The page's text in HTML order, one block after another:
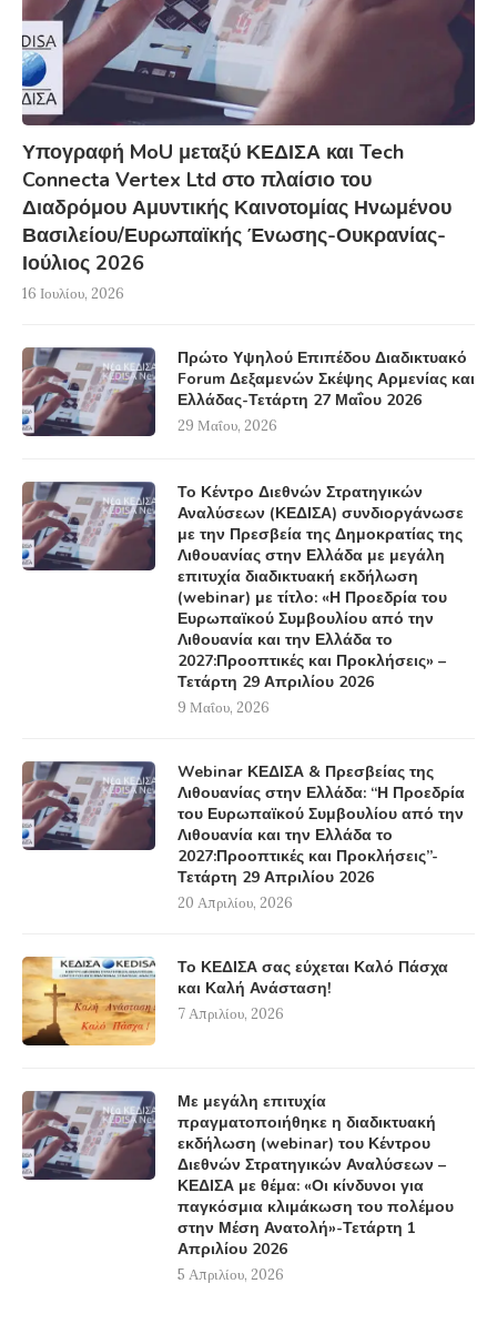
Υπογραφή MoU μεταξύ ΚΕΔΙΣΑ και Tech
Connecta Vertex Ltd στο πλαίσιο του
Διαδρόμου Αμυντικής Καινοτομίας Ηνωμένου
Βασιλείου/Ευρωπαϊκής Ένωσης-Ουκρανίας-
Ιούλιος 2026
16 Ιουλίου, 2026
Πρώτο Υψηλού Επιπέδου Διαδικτυακό
Forum Δεξαμενών Σκέψης Αρμενίας και
Ελλάδας-Τετάρτη 27 Μαΐου 2026
29 Μαΐου, 2026
Το Κέντρο Διεθνών Στρατηγικών
Αναλύσεων (ΚΕΔΙΣΑ) συνδιοργάνωσε
με την Πρεσβεία της Δημοκρατίας της
Λιθουανίας στην Ελλάδα με μεγάλη
επιτυχία διαδικτυακή εκδήλωση
(webinar) με τίτλο: «Η Προεδρία του
Ευρωπαϊκού Συμβουλίου από την
Λιθουανία και την Ελλάδα το
2027:Προοπτικές και Προκλήσεις» –
Τετάρτη 29 Απριλίου 2026
9 Μαΐου, 2026
Webinar ΚΕΔΙΣΑ & Πρεσβείας της
Λιθουανίας στην Ελλάδα: “Η Προεδρία
του Ευρωπαϊκού Συμβουλίου από την
Λιθουανία και την Ελλάδα το
2027:Προοπτικές και Προκλήσεις”-
Τετάρτη 29 Απριλίου 2026
20 Απριλίου, 2026
Το ΚΕΔΙΣΑ σας εύχεται Καλό Πάσχα
και Καλή Ανάσταση!
7 Απριλίου, 2026
Με μεγάλη επιτυχία
πραγματοποιήθηκε η διαδικτυακή
εκδήλωση (webinar) του Κέντρου
Διεθνών Στρατηγικών Αναλύσεων –
ΚΕΔΙΣΑ με θέμα: «Οι κίνδυνοι για
παγκόσμια κλιμάκωση του πολέμου
στην Μέση Ανατολή»-Τετάρτη 1
Απριλίου 2026
5 Απριλίου, 2026